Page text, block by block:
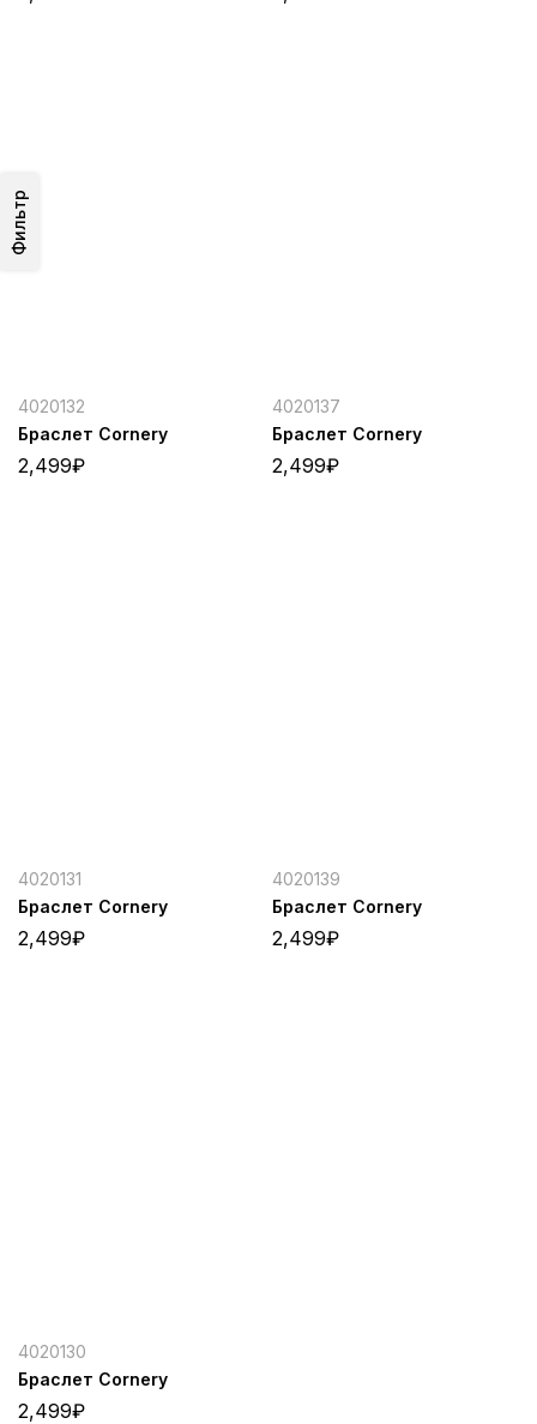
Фильтр
4020132
Браслет Cornery
2,499₽
4020137
Браслет Cornery
2,499₽
4020131
Браслет Cornery
2,499₽
4020139
Браслет Cornery
2,499₽
4020130
Браслет Cornery
2,499₽